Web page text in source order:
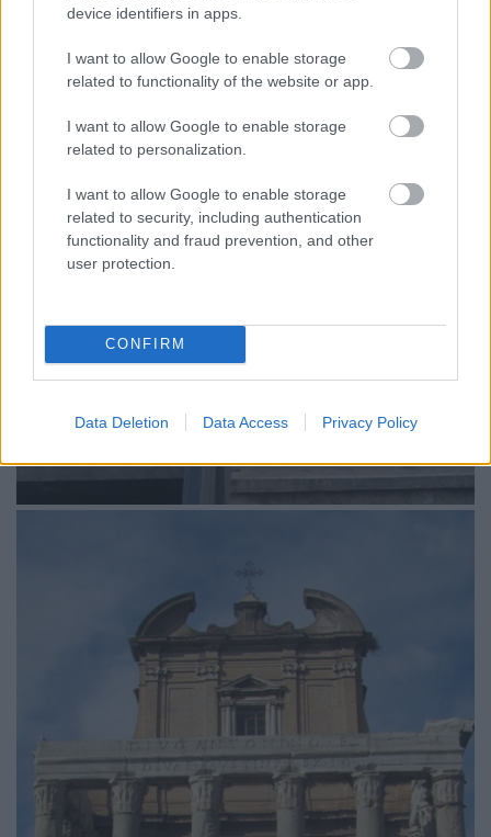
device identifiers in apps.
I want to allow Google to enable storage
related to functionality of the website or app.
I want to allow Google to enable storage
related to personalization.
I want to allow Google to enable storage
related to security, including authentication
functionality and fraud prevention, and other
user protection.
CONFIRM
Data Deletion Data Access Privacy Policy